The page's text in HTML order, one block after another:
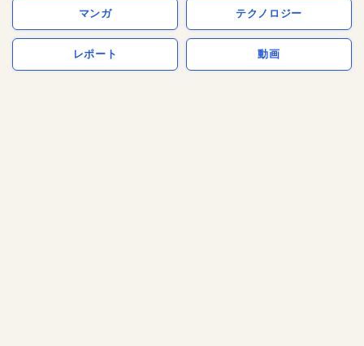
マンガ テクノロジー
レポート 動画